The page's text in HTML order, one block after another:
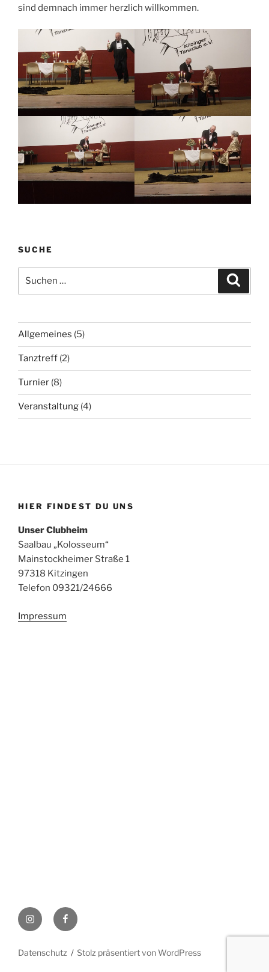
sind demnach immer herzlich willkommen.
SUCHE
nach:
Allgemeines (5)
Tanztreff (2)
Turnier (8)
Veranstaltung (4)
HIER FINDEST DU UNS
Unser Clubheim
Saalbau „Kolosseum“
Mainstockheimer Straße 1
97318 Kitzingen
Telefon 09321/24666
Impressum
InstagramFacebook
Datenschutz Stolz präsentiert von WordPress